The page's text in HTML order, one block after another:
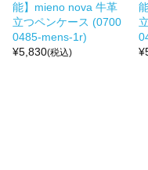
能】mieno nova 牛革
立つペンケース (0700
0485-mens-1r)
¥5,830(税込)
¥